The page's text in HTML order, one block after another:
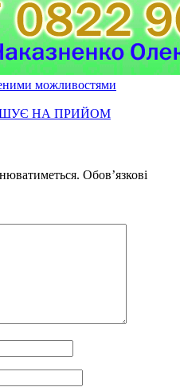
можливостями
НА ПРИЙОМ
Обов’язкові